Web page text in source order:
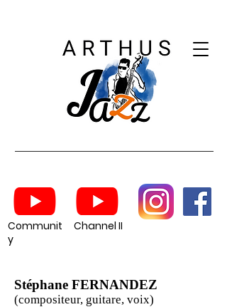
Communit
y
Channel II
Stéphane FERNANDEZ
(compositeur, guitare, voix)